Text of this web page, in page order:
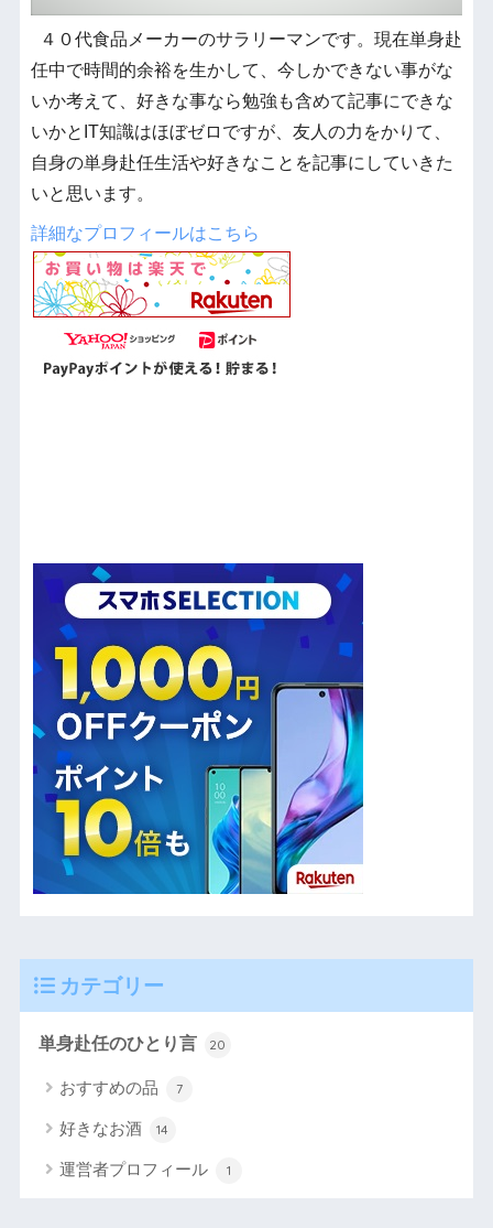
４０代食品メーカーのサラリーマンです。現在単身赴
任中で時間的余裕を生かして、今しかできない事がな
いか考えて、好きな事なら勉強も含めて記事にできな
いかとIT知識はほぼゼロですが、友人の力をかりて、
自身の単身赴任生活や好きなことを記事にしていきた
いと思います。
詳細なプロフィールはこちら
カテゴリー
単身赴任のひとり言 20
おすすめの品 7
好きなお酒 14
運営者プロフィール 1